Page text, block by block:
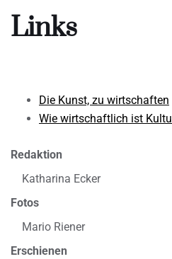
Links
Die Kunst, zu wirtschaften
Wie wirtschaftlich ist
Redaktion
Katharina Ecker
Fotos
Mario Riener
Erschienen